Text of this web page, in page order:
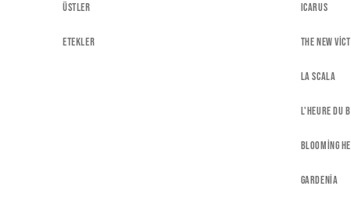
Üstler
Etekler
Icarus
The New
La Scala
L'heure Du
Blooming
Gardenia